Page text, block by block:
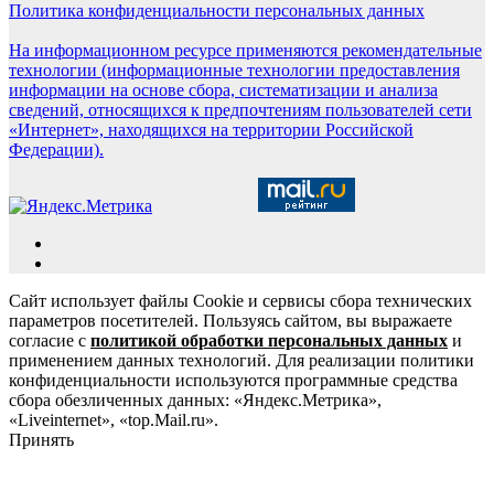
Политика конфиденциальности персональных данных
На информационном ресурсе применяются рекомендательные
технологии (информационные технологии предоставления
информации на основе сбора, систематизации и анализа
сведений, относящихся к предпочтениям пользователей сети
«Интернет», находящихся на территории Российской
Федерации).
Сайт использует файлы Cookie и сервисы сбора технических
параметров посетителей. Пользуясь сайтом, вы выражаете
согласие с политикой обработки персональных данных и
применением данных технологий. Для реализации политики
конфиденциальности используются программные средства
сбора обезличенных данных: «Яндекс.Метрика»,
«Liveinternet», «top.Mail.ru».
Принять